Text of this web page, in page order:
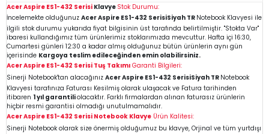
Acer Aspire ES1-432 Serisi Klavye Stok Durumu:
İncelemekte olduğunuz Acer Aspire ES1-432 SerisiSiyah TR Notebook Klavyesi ile
ilgili stok durumu yukarıda fiyat bilgisinin üst tarafında belirtilmiştir. "Stokta Var"
ibaresi kullandığımız tüm ürünlerimiz stoklarımızda mevcuttur. Hafta içi 16:30,
Cumartesi günleri 12:30 a kadar almış olduğunuz bütün ürünlerin aynı gün
içerisinde Kargoya teslim edileceğinden emin olabilirsiniz.
Acer Aspire ES1-432 Serisi Tuş Takımı Garanti Bilgileri:
Sinerji Notebook'tan alacağınız Acer Aspire ES1-432 SerisiSiyah TR Notebook
Klavyesi tarafınıza Faturası Kesilmiş olarak ulaşacak ve Fatura tarihinden
itibaren 1 yıl garantiliolacaktır. Farklı firmalardan alınan faturasız ürünlerin
hiçbir resmi garantisi olmadığı unutulmamalıdır.
Acer Aspire ES1-432 Serisi Notebook Klavye Ürün Kalitesi:
Sinerji Notebook olarak size önermiş olduğumuz bu klavye, Orjinal ve tüm yurtdışı